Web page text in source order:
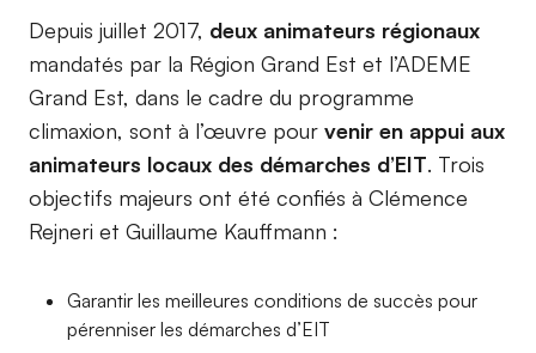
Depuis juillet 2017, deux animateurs régionaux
mandatés par la Région Grand Est et l’ADEME
Grand Est, dans le cadre du programme
climaxion, sont à l’œuvre pour venir en appui aux
animateurs locaux des démarches d’EIT. Trois
objectifs majeurs ont été confiés à Clémence
Rejneri et Guillaume Kauffmann :
Garantir les meilleures conditions de succès pour
pérenniser les démarches d’EIT